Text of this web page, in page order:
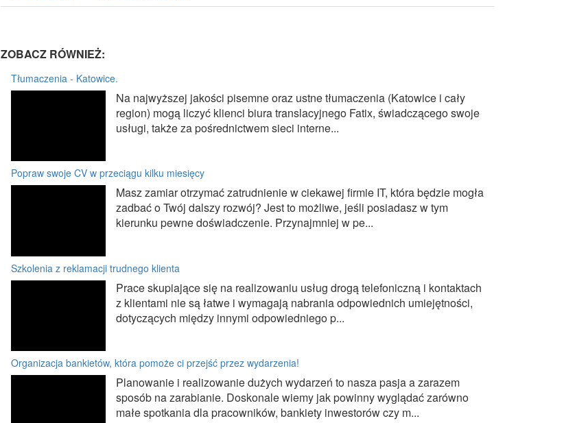
ZOBACZ RÓWNIEŻ:
Tłumaczenia - Katowice.
Na najwyższej jakości pisemne oraz ustne tłumaczenia (Katowice i cały
region) mogą liczyć klienci biura translacyjnego Fatix, świadczącego swoje
usługi, także za pośrednictwem sieci interne...
Popraw swoje CV w przeciągu kilku miesięcy
Masz zamiar otrzymać zatrudnienie w ciekawej firmie IT, która będzie mogła
zadbać o Twój dalszy rozwój? Jest to możliwe, jeśli posiadasz w tym
kierunku pewne doświadczenie. Przynajmniej w pe...
Szkolenia z reklamacji trudnego klienta
Prace skupiające się na realizowaniu usług drogą telefoniczną i kontaktach
z klientami nie są łatwe i wymagają nabrania odpowiednich umiejętności,
dotyczących między innymi odpowiedniego p...
Organizacja bankietów, która pomoże ci przejść przez wydarzenia!
Planowanie i realizowanie dużych wydarzeń to nasza pasja a zarazem
sposób na zarabianie. Doskonale wiemy jak powinny wyglądać zarówno
małe spotkania dla pracowników, bankiety inwestorów czy m...